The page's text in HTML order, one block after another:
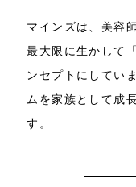
マインズは、美容
最大限に生かして
ンセプトにしてい
ムを家族として成
す。